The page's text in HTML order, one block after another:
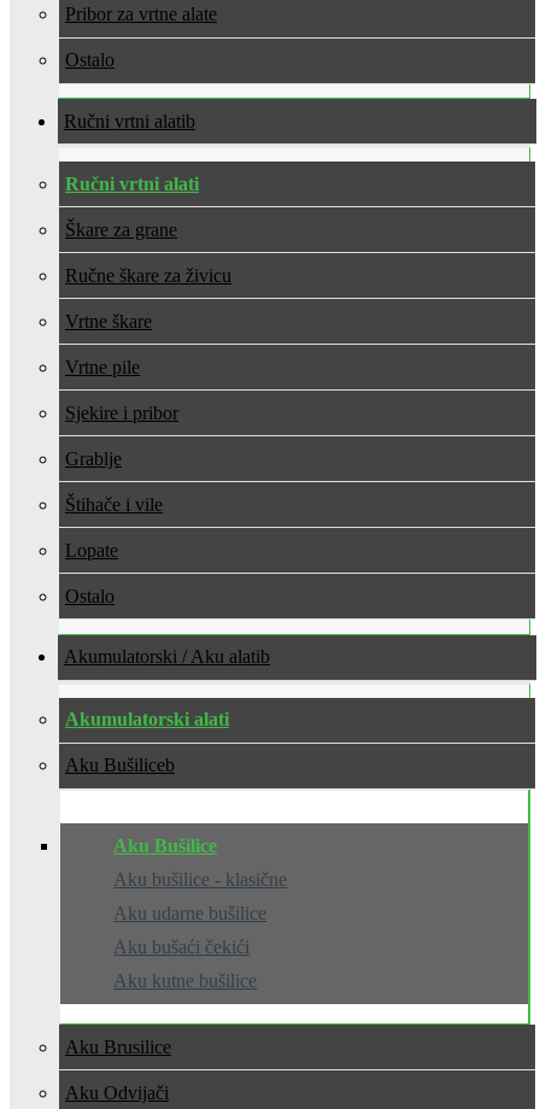
Pribor za vrtne alate
Ostalo
Ručni vrtni alati
Ručni vrtni alati
Škare za grane
Ručne škare za živicu
Vrtne škare
Vrtne pile
Sjekire i pribor
Grablje
Štihače i vile
Lopate
Ostalo
Akumulatorski / Aku alati
Akumulatorski alati
Aku Bušilice
Aku Bušilice
Aku bušilice - klasične
Aku udarne bušilice
Aku bušaći čekići
Aku kutne bušilice
Aku Brusilice
Aku Odvijači